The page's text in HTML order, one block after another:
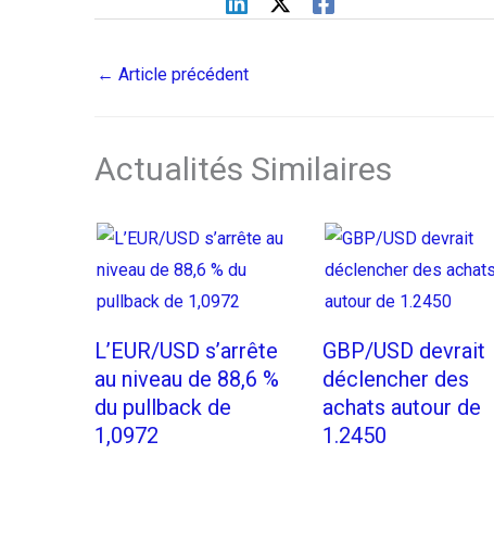
← Article précédent
Actualités Similaires
L’EUR/USD s’arrête
au niveau de 88,6 %
du pullback de
1,0972
GBP/USD devrait
déclencher des
achats autour de
1.2450